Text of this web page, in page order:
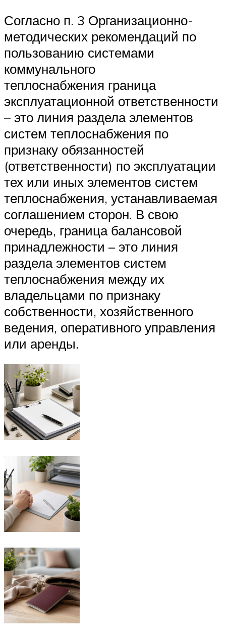
Согласно п. 3 Организационно-
методических рекомендаций по
пользованию системами
коммунального
теплоснабжения граница
эксплуатационной ответственности
– это линия раздела элементов
систем теплоснабжения по
признаку обязанностей
(ответственности) по эксплуатации
тех или иных элементов систем
теплоснабжения, устанавливаемая
соглашением сторон. В свою
очередь, граница балансовой
принадлежности – это линия
раздела элементов систем
теплоснабжения между их
владельцами по признаку
собственности, хозяйственного
ведения, оперативного управления
или аренды.